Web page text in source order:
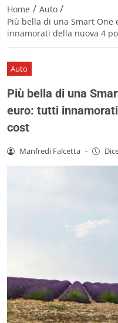
Home / Auto /
Più bella di una Smart One
innamorati della nuova 4
Auto
Più bella di una
euro: tutti
cost
Manfredi Falcetta -